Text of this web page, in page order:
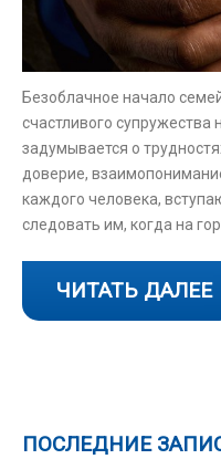
Безоблачное начало
счастливого супружества
задумывается о
доверие,
каждого человека,
следовать им, когда на
ЧИТАТЬ ДАЛЕЕ
ПОСЛЕДНИЕ